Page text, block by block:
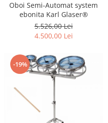
Oboi Semi-Automat system
ebonita Karl Glaser®
5.526,00 Lei
4.500,00 Lei
-19%